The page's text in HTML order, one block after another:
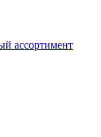
ассортимент